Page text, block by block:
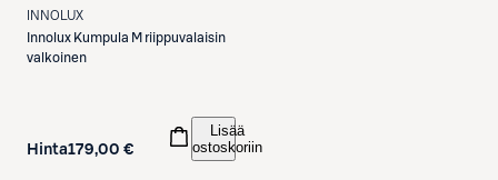
INNOLUX
Innolux Kumpula M riippuvalaisin
valkoinen
Hinta179,00 €
Lisää
ostoskoriin